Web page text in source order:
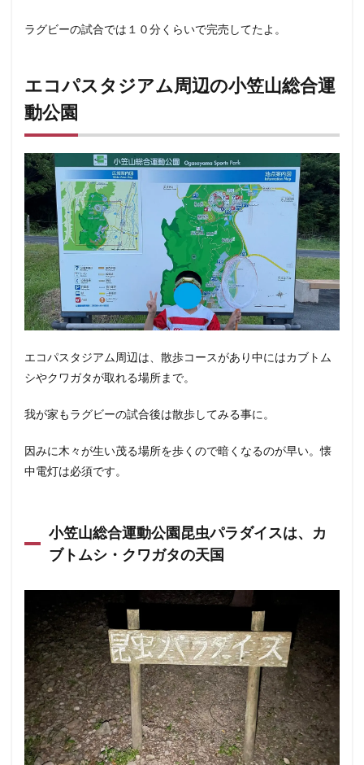
ラグビーの試合では１０分くらいで完売してたよ。
エコパスタジアム周辺の小笠山総合運
動公園
エコパスタジアム周辺は、散歩コースがあり中にはカブトム
シやクワガタが取れる場所まで。
我が家もラグビーの試合後は散歩してみる事に。
因みに木々が生い茂る場所を歩くので暗くなるのが早い。懐
中電灯は必須です。
小笠山総合運動公園昆虫パラダイスは、カ
ブトムシ・クワガタの天国